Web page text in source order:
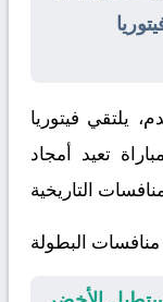
يلتقي فيتوريا
تعيد أمجاد
منافسات البطولة